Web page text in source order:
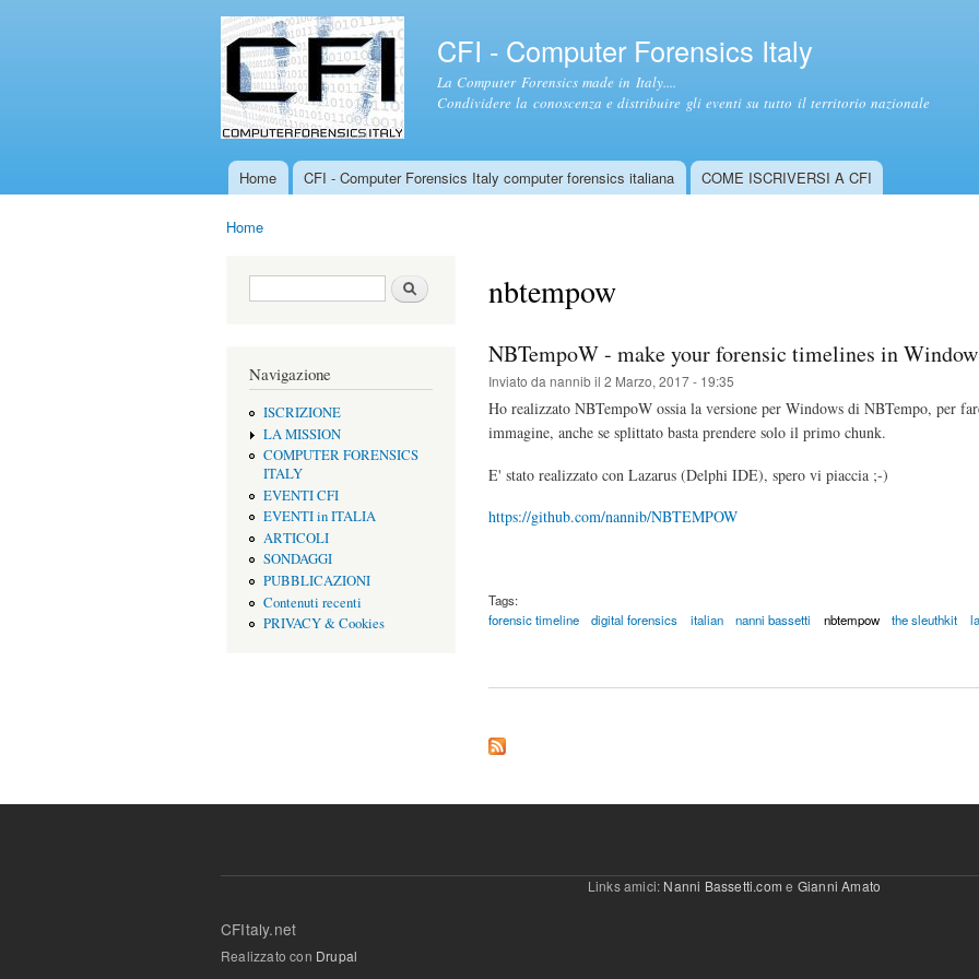
principale
CFI - Computer Forensics Italy
La Computer Forensics made in Italy....
Condividere la conoscenza e distribuire gli eventi su tutto il territorio nazionale
Menu principale
Home CFI - Computer Forensics Italy computer forensics italiana COME ISCRIVERSI A CFI
Home
Form di ricerca Cerca
Navigazione
ISCRIZIONE
LA MISSION
COMPUTER FORENSICS
ITALY
EVENTI CFI
EVENTI in ITALIA
ARTICOLI
SONDAGGI
PUBBLICAZIONI
Contenuti recenti
PRIVACY & Cookies
nbtempow
NBTempoW - make your forensic timelines in
Inviato da nannibil 2 Marzo, 2017 - 19:35
Ho realizzato NBTempoW ossia la versione per Windows di NBTempo, per
immagine, anche se splittato basta prendere solo il primo chunk.
E' stato realizzato con Lazarus (Delphi IDE), spero vi piaccia ;-)
https://github.com/nannib/NBTEMPOW
Tags:
forensic timeline
digital forensics italian nanni bassetti nbtempow the sleuthkit
Links amici: Nanni Bassetti.com e Gianni Amato
CFItaly.net
Realizzato con Drupal